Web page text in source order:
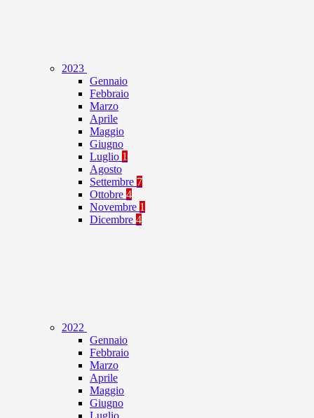
2023
Gennaio
Febbraio
Marzo
Aprile
Maggio
Giugno
Luglio 1
Agosto
Settembre 7
Ottobre 4
Novembre 1
Dicembre 4
2022
Gennaio
Febbraio
Marzo
Aprile
Maggio
Giugno